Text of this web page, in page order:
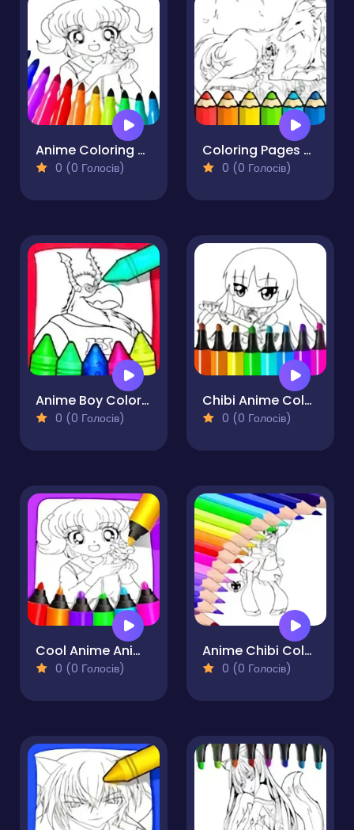
Anime Coloring Pages For Kids
0 (0 Голосів)
Coloring Pages Of Anime Wolves
0 (0 Голосів)
Anime Boy Coloring Pages
0 (0 Голосів)
Chibi Anime Coloring Pages
0 (0 Голосів)
Cool Anime Animals Coloring
0 (0 Голосів)
Anime Chibi Coloring Pages
0 (0 Голосів)